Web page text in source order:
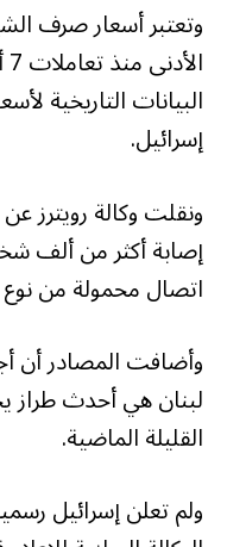
وتعتبر أسعار صرف
البيانات التاريخية
إسرائيل.
ونقلت وكالة رويترز
إصابة أكثر من ألف
اتصال محمولة من نوع
وأضافت المصادر أن
لبنان هي أحدث طراز
القليلة الماضية.
ولم تعلن إسرائيل